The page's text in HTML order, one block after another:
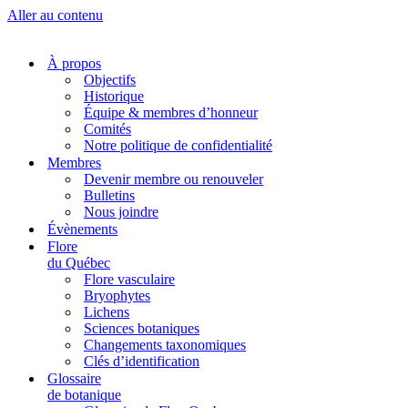
Aller au contenu
À propos
Objectifs
Historique
Équipe & membres d’honneur
Comités
Notre politique de confidentialité
Membres
Devenir membre ou renouveler
Bulletins
Nous joindre
Évènements
Flore
du Québec
Flore vasculaire
Bryophytes
Lichens
Sciences botaniques
Changements taxonomiques
Clés d’identification
Glossaire
de botanique